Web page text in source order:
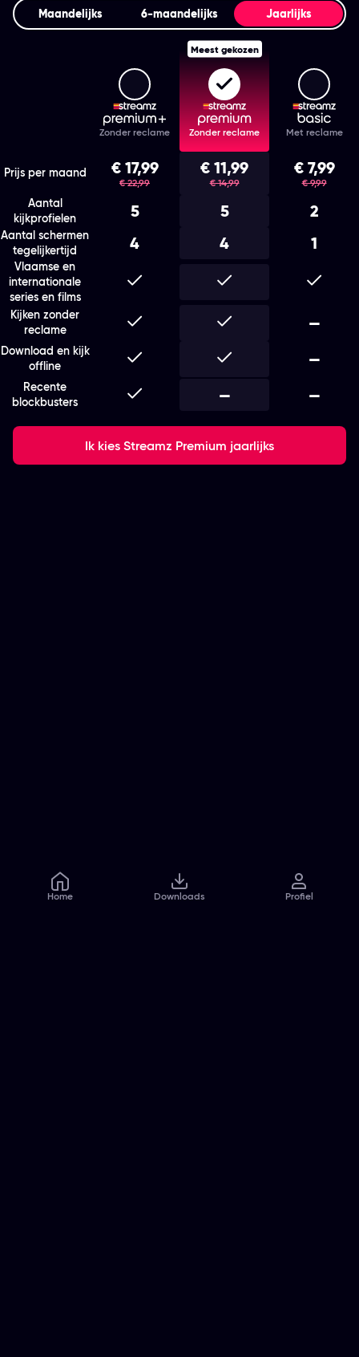
Home Downloads Profiel
Maandelijks 6‑maandelijks Jaarlijks
Kies het abonnement en de looptijd die bij je past
Streamz Premium+
Zonder reclame
Meest gekozen
Streamz Premium
Zonder reclame Met reclame
Prijs per maand € 17,99
was
€ 22,99
€ 11,99
was
€ 14,99
€ 7,99
was
€ 9,99
Aantal
kijkprofielen
5 5 2
Aantal schermen
tegelijkertijd
4 4 1
Vlaamse en
internationale
series en films
Inbegrepen Inbegrepen
Kijken zonder
reclame
Inbegrepen Inbegrepen Niet
—
Download en kijk
offline
Inbegrepen Inbegrepen Niet
—
Recente
blockbusters
Inbegrepen Niet inbegrepen
— Niet
—
Ik kies Streamz Premium jaarlijks